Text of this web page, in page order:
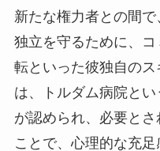
新たな権力者との間
独立を守るために、
転といった彼独自の
は、トルダム病院と
が認められ、必要と
ことで、心理的な充